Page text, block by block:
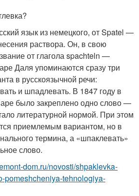
язык из немецкого, от Spatel —
раствора. Он, в свою
от глагола spachteln —
Даля упоминаются сразу три
в русскоязычной речи:
и шпадлевать. В 1847 году в
было закреплено одно слово —
литературной нормой. При этом
приемлемым вариантом, но в
термина, а «шпаклевать»
слово.
dom.ru/novosti/shpaklevka-
pomeshcheniya-tehnologiya-